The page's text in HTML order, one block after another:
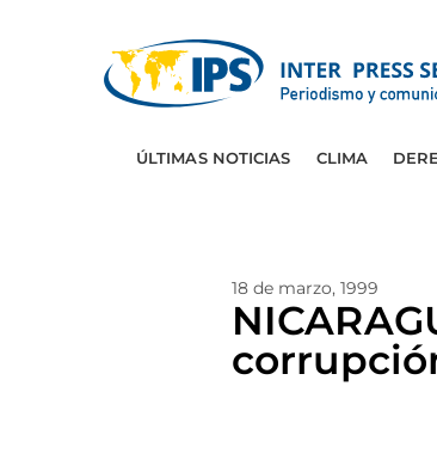
ÚLTIMAS NOTICIAS CLIMA
18 de marzo, 1999